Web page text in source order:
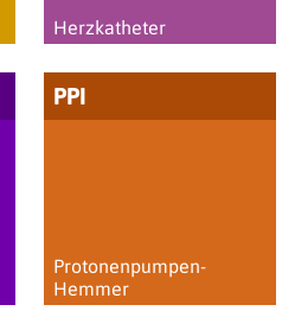
Herzkatheter
PPI
Protonen­pumpen-
Hemmer